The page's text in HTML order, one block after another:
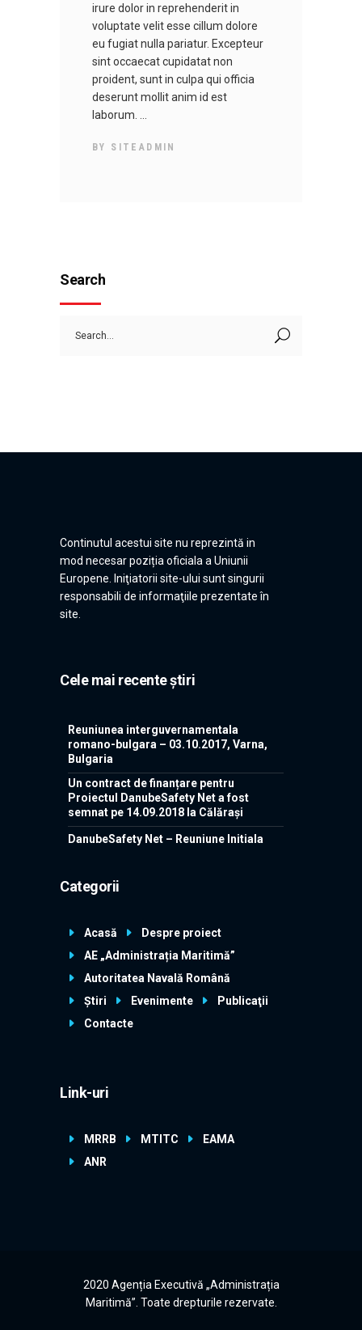
irure dolor in reprehenderit in
voluptate velit esse cillum dolore
eu fugiat nulla pariatur. Excepteur
sint occaecat cupidatat non
proident, sunt in culpa qui officia
deserunt mollit anim id est
laborum.
BY SITEADMIN
Search
for:
Continutul acestui site nu reprezintă in
mod necesar poziția oficiala a Uniunii
Europene. Iniţiatorii site-ului sunt singurii
responsabili de informaţiile prezentate în
site.
Cele mai recente știri
Reuniunea interguvernamentala
romano-bulgara – 03.10.2017, Varna,
Bulgaria
Un contract de finanțare pentru
Proiectul DanubeSafety Net a fost
semnat pe 14.09.2018 la Călărași
DanubeSafety Net – Reuniune Initiala
Categorii
Acasă
Despre proiect
AE „Administrația Maritimă”
Autoritatea Navală Română
Știri
Evenimente
Publicaţii
Contacte
Link-uri
MRRB MTITC
EAMA
ANR
2020 Agenția Executivă „Administrația
Maritimă”. Toate drepturile rezervate.